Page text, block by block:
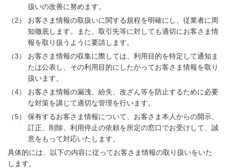
扱いの改善に努めます。
（2）
お客さま情報の取扱いに関する規程を明確にし、従業者に周
知徹底します。また、取引先等に対しても適切にお客さま情
報を取り扱うように要請します。
（3）
お客さま情報の収集に際しては、利用目的を特定して通知ま
たは公表し、その利用目的にしたがってお客さま情報を取り
扱います。
（4）
お客さま情報の漏洩、紛失、改ざん等を防止するために必要
な対策を講じて適切な管理を行います。
（5）
保有するお客さま情報について、お客さま本人からの開示、
訂正、削除、利用停止の依頼を所定の窓口でお受けして、誠
意をもって対応いたします。
具体的には、以下の内容に従ってお客さま情報の取り扱いをいた
します。